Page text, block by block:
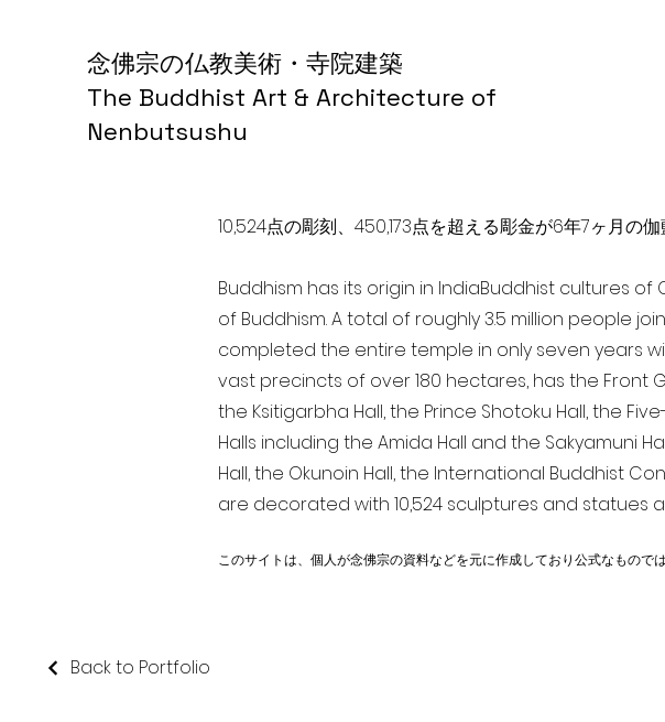
念佛宗の仏教美術・寺院建築
The Buddhist Art & Architecture of
Nenbutsushu
10,524点の彫刻、450,173点を超える彫金が6年7ヶ月の
Buddhism has its origin in India Buddhist cultures
of Buddhism. A total of roughly 3.5 million people
completed the entire temple in only seven years
vast precincts of over 180 hectares, has the Front
the Ksitigarbha Hall, the Prince Shotoku Hall, the
Halls including the Amida Hall and the Sakyamuni
Hall, the Okunoin Hall, the International Buddhist
are decorated with 10,524 sculptures and statues
このサイトは、個人が念佛宗の資料などを元に作成しており公式なものでは
Back to Portfolio